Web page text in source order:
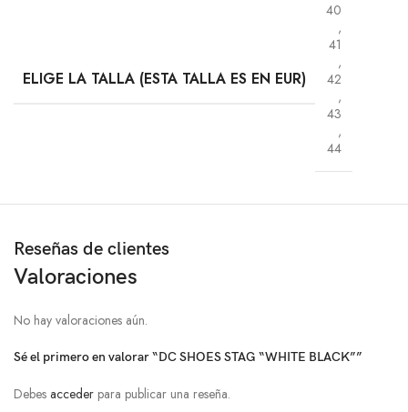
ELIGE LA TALLA (ESTA TALLA ES EN EUR)
40
,
41
,
42
,
43
,
44
Reseñas de clientes
Valoraciones
No hay valoraciones aún.
Sé el primero en valorar “DC SHOES STAG “WHITE BLACK””
Debesacceder para publicar una reseña.